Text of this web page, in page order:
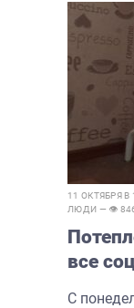
11 ОКТЯБРЯ
ЛЮДИ — 👁
все
С